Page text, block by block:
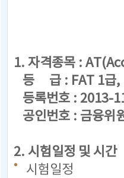
1. 자격종목 :
등 급 : FAT 1급,
등록번호 : 2013-
공인번호 : 금융위
2. 시험일정 및 시간
시험일정